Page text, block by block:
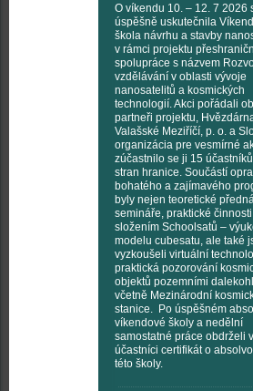
O víkendu 10. – 12. 7 2026
úspěšně uskutečnila
škola návrhu a stavby
v rámci projektu
spolupráce s názvem
vzdělávání v oblasti vývoje
nanosatelitů a kosmických
technologií. Akci pořádali
partneři projektu,
Valašské Meziříčí, p. o. a
organizácia pre vesmírné
zúčastnilo se ji 15
stran hranice. Součástí
bohatého a zajímavého
byly nejen teoretické
semináře, praktické
složením Schoolsatů –
modelu cubesatu, ale také
vyzkoušeli virtuální
praktická pozorování
objektů pozemními
včetně Mezinárodní
stanice. Po úspěšném
víkendové školy a nedělní
samostatné práce obdrželi
účastníci certifikát o
této školy.